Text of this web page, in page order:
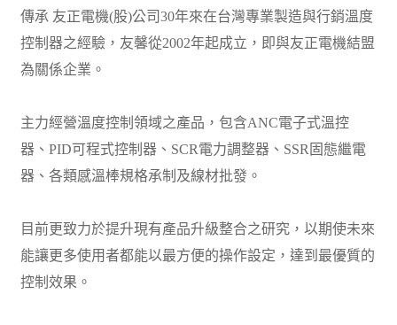
傳承 友正電機(股)公司30年來在台灣專業製造與行銷溫度
控制器之經驗，友馨從2002年起成立，即與友正電機結盟
為關係企業。
主力經營溫度控制領域之產品，包含ANC電子式溫控
器、PID可程式控制器、SCR電力調整器、SSR固態繼電
器、各類感溫棒規格承制及線材批發。
目前更致力於提升現有產品升級整合之研究，以期使未來
能讓更多使用者都能以最方便的操作設定，達到最優質的
控制效果。